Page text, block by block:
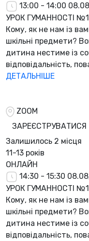
13:00 - 14:00
УРОК ГУМАННОСТІ №1
Кому, як не нам із
шкільні предмети?
дитина нестиме із
відповідальність,
ДЕТАЛЬНІШЕ
ZOOM
ЗАРЕЄСТРУВАТИСЯ
Залишилось 2 місця
11-13 років
ОНЛАЙН
14:30 - 15:30
УРОК ГУМАННОСТІ №1
Кому, як не нам із
шкільні предмети?
дитина нестиме із
відповідальність,